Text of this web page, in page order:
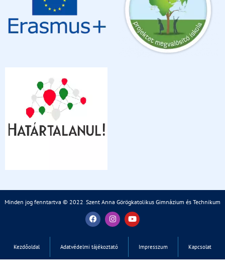
Minden jog fenntartva © 2022 Szent Anna Görögkatolikus Gimnázium és Technikum
Kezdőoldal Adatvédelmi tájékoztató Impresszum Kapcsolat